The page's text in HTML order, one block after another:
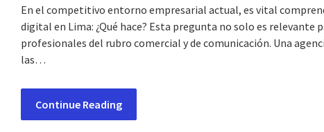
En el competitivo entorno empresarial actual, es vital
digital en Lima: ¿Qué hace? Esta pregunta no solo es
profesionales del rubro comercial y de comunicación. Una
las…
Continue Reading